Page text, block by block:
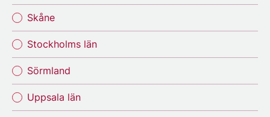
Skåne
Stockholms län
Sörmland
Uppsala län